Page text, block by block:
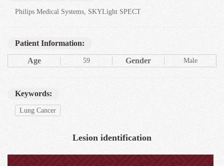
Philips Medical Systems, SKYLight SPECT
Patient Information:
Age 59 Gender Male
Keywords:
Lung Cancer
Lesion identification